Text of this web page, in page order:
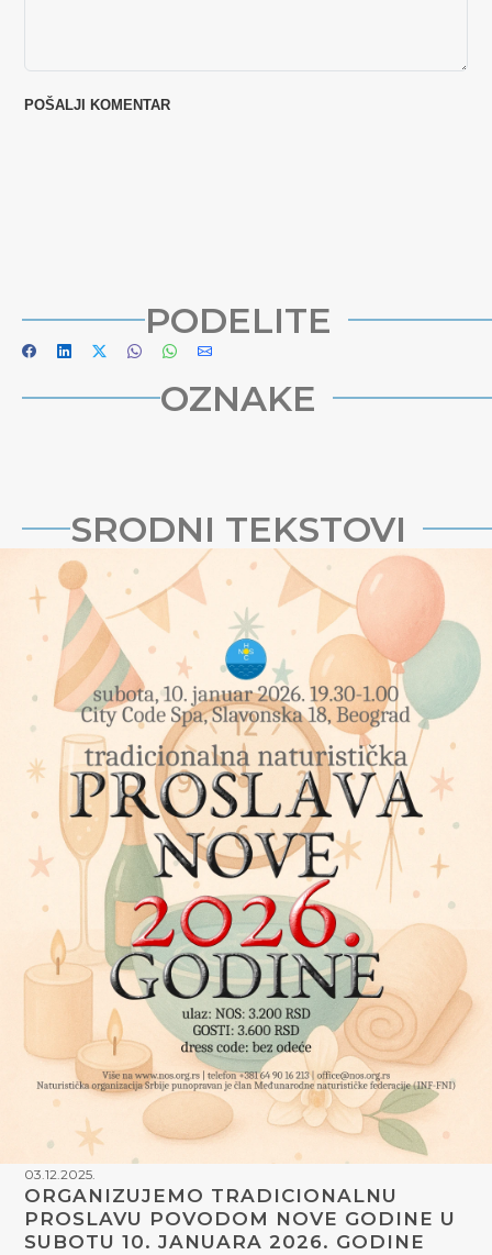
PODELITE
OZNAKE
SRODNI TEKSTOVI
03.12.2025.
ORGANIZUJEMO TRADICIONALNU
PROSLAVU POVODOM NOVE GODINE U
SUBOTU 10. JANUARA 2026. GODINE